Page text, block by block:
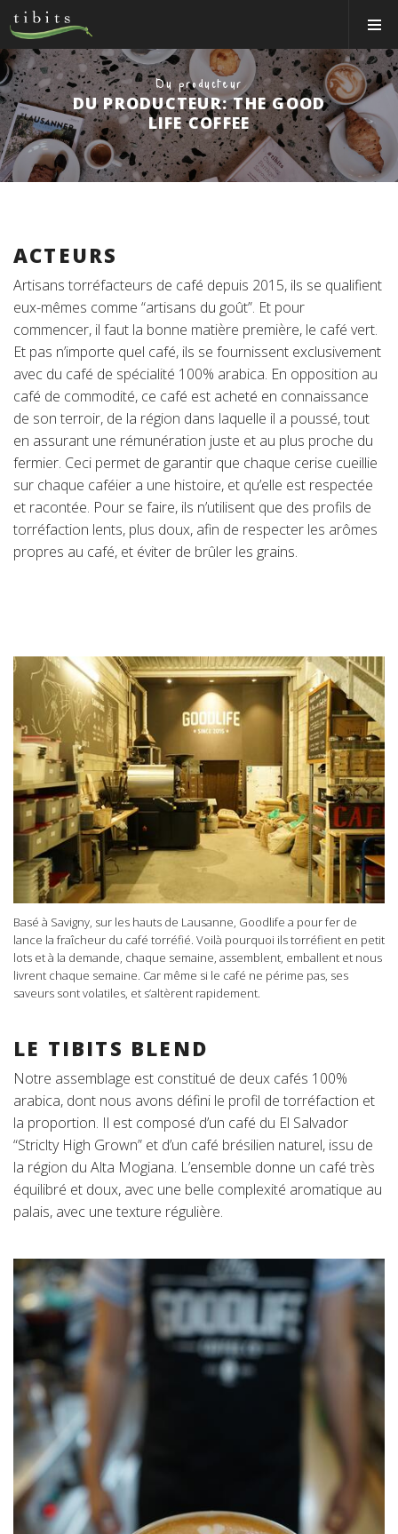
Tibits:
Home
Main
Navigation
MANGER
HORAIRES
RECETTES
NEWS
À PROPOS
VOS ÉVÉNEMENTS
Bons & boutique
Réservations
Connexion
Du producteur
DU PRODUCTEUR: THE GOOD
LIFE COFFEE
ACTEURS
Artisans torréfacteurs de café depuis 2015, ils se qualifient
eux-mêmes comme “artisans du goût”. Et pour
commencer, il faut la bonne matière première, le café vert.
Et pas n’importe quel café, ils se fournissent exclusivement
avec du café de spécialité 100% arabica. En opposition au
café de commodité, ce café est acheté en connaissance
de son terroir, de la région dans laquelle il a poussé, tout
en assurant une rémunération juste et au plus proche du
fermier. Ceci permet de garantir que chaque cerise cueillie
sur chaque caféier a une histoire, et qu’elle est respectée
et racontée. Pour se faire, ils n’utilisent que des profils de
torréfaction lents, plus doux, afin de respecter les arômes
propres au café, et éviter de brûler les grains.
Basé à Savigny, sur les hauts de Lausanne, Goodlife a pour fer de
lance la fraîcheur du café torréfié. Voilà pourquoi ils torréfient en petit
lots et à la demande, chaque semaine, assemblent, emballent et nous
livrent chaque semaine. Car même si le café ne périme pas, ses
saveurs sont volatiles, et s’altèrent rapidement.
LE TIBITS BLEND
Notre assemblage est constitué de deux cafés 100%
arabica, dont nous avons défini le profil de torréfaction et
la proportion. Il est composé d’un café du El Salvador
“Striclty High Grown” et d’un café brésilien naturel, issu de
la région du Alta Mogiana. L’ensemble donne un café très
équilibré et doux, avec une belle complexité aromatique au
palais, avec une texture régulière.